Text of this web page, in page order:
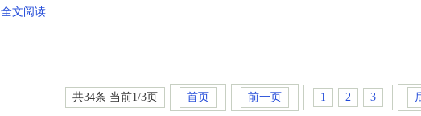
全文阅读
共34条 当前1/3页 首页 前一页 1 2 3